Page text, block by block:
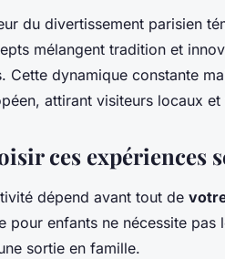
du divertissement parisien
mélangent tradition et
Cette dynamique constante
attirant visiteurs locaux
ces expériences
dépend avant tout de
pour enfants ne nécessite
sortie en famille.